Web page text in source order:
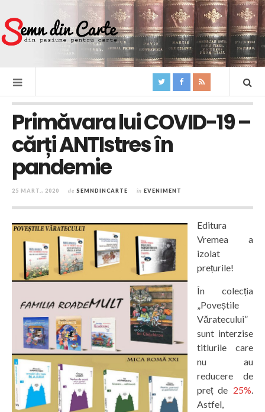
Primăvara lui COVID-19 –
cărți ANTIstres în
pandemie
25 MART., 2020 de SEMNDINCARTE în EVENIMENT
Editura
Vremea a
izolat
prețurile!
În colecția
„Poveștile
Văratecului”
sunt interzise
titlurile care
nu au
reducere de
preț de 25%.
Astfel,